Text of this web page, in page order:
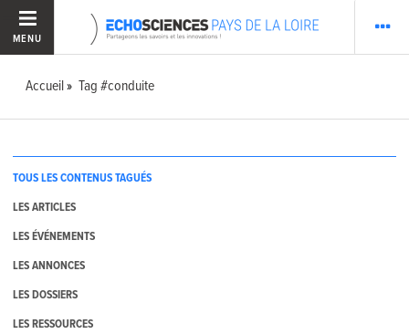
MENU
Accueil Tag #conduite
TOUS LES CONTENUS TAGUÉS
LES ARTICLES
LES ÉVÉNEMENTS
LES ANNONCES
LES DOSSIERS
LES RESSOURCES